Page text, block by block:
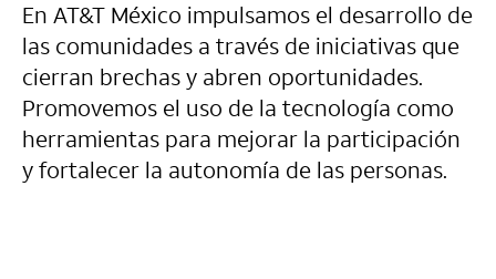
En AT&T México impulsamos el desarrollo de
las comunidades a través de iniciativas que
cierran brechas y abren oportunidades.
Promovemos el uso de la tecnología como
herramientas para mejorar la participación
y fortalecer la autonomía de las personas.